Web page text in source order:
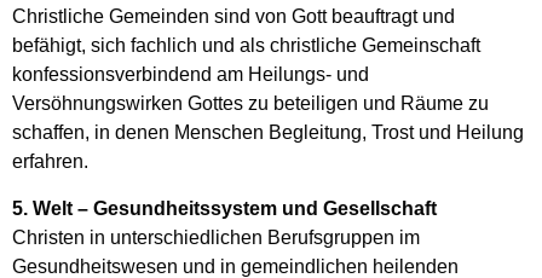
Christliche Gemeinden sind von Gott beauftragt und
befähigt, sich fachlich und als christliche Gemeinschaft
konfessionsverbindend am Heilungs- und
Versöhnungswirken Gottes zu beteiligen und Räume zu
schaffen, in denen Menschen Begleitung, Trost und Heilung
erfahren.
5. Welt – Gesundheitssystem und Gesellschaft
Christen in unterschiedlichen Berufsgruppen im
Gesundheitswesen und in gemeindlichen heilenden